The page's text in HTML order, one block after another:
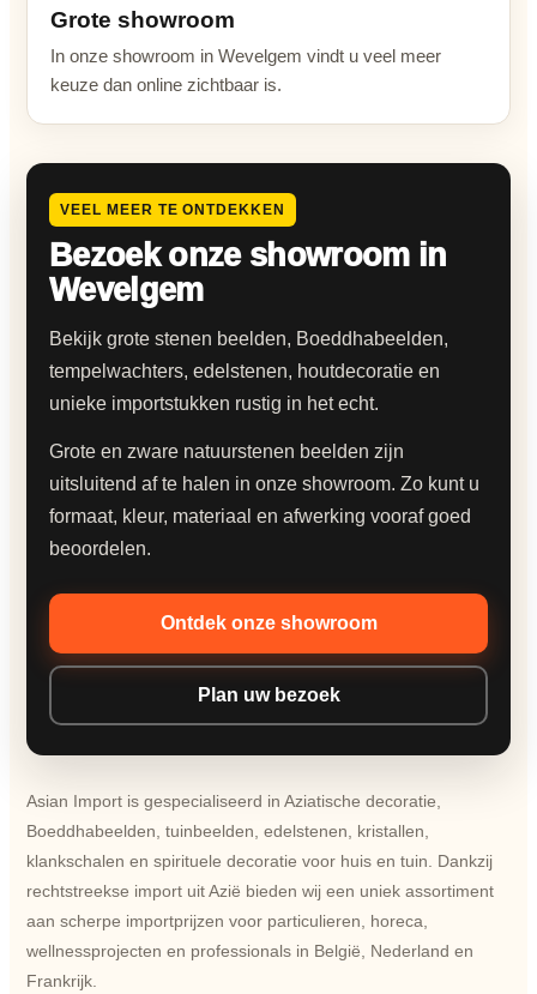
Grote showroom
In onze showroom in Wevelgem vindt u veel meer
keuze dan online zichtbaar is.
VEEL MEER TE ONTDEKKEN
Bezoek onze showroom in
Wevelgem
Bekijk grote stenen beelden, Boeddhabeelden,
tempelwachters, edelstenen, houtdecoratie en
unieke importstukken rustig in het echt.
Grote en zware natuurstenen beelden zijn
uitsluitend af te halen in onze showroom. Zo kunt u
formaat, kleur, materiaal en afwerking vooraf goed
beoordelen.
Ontdek onze showroom
Plan uw bezoek
Asian Import is gespecialiseerd in Aziatische decoratie,
Boeddhabeelden, tuinbeelden, edelstenen, kristallen,
klankschalen en spirituele decoratie voor huis en tuin. Dankzij
rechtstreekse import uit Azië bieden wij een uniek assortiment
aan scherpe importprijzen voor particulieren, horeca,
wellnessprojecten en professionals in België, Nederland en
Frankrijk.